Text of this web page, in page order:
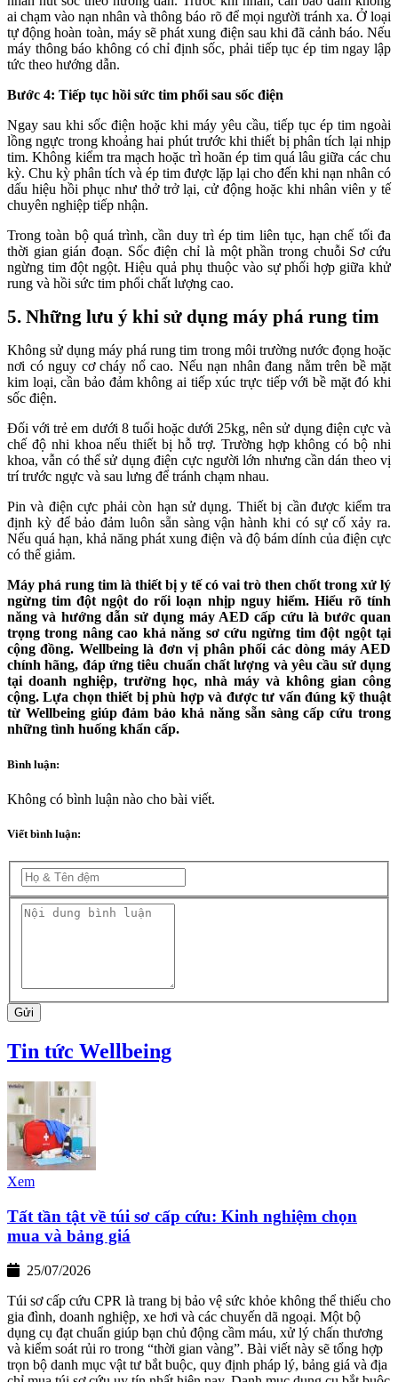
ai chạm vào nạn nhân và thông báo rõ để mọi người tránh xa. Ở loại
tự động hoàn toàn, máy sẽ phát xung điện sau khi đã cảnh báo. Nếu
máy thông báo không có chỉ định sốc, phải tiếp tục ép tim ngay lập
tức theo hướng dẫn.
Bước 4: Tiếp tục hồi sức tim phổi sau sốc điện
Ngay sau khi sốc điện hoặc khi máy yêu cầu, tiếp tục ép tim ngoài
lồng ngực trong khoảng hai phút trước khi thiết bị phân tích lại nhịp
tim. Không kiểm tra mạch hoặc trì hoãn ép tim quá lâu giữa các chu
kỳ. Chu kỳ phân tích và ép tim được lặp lại cho đến khi nạn nhân có
dấu hiệu hồi phục như thở trở lại, cử động hoặc khi nhân viên y tế
chuyên nghiệp tiếp nhận.
Trong toàn bộ quá trình, cần duy trì ép tim liên tục, hạn chế tối đa
thời gian gián đoạn. Sốc điện chỉ là một phần trong chuỗi Sơ cứu
ngừng tim đột ngột. Hiệu quả phụ thuộc vào sự phối hợp giữa khử
rung và hồi sức tim phổi chất lượng cao.
5. Những lưu ý khi sử dụng máy phá rung tim
Không sử dụng máy phá rung tim trong môi trường nước đọng hoặc
nơi có nguy cơ cháy nổ cao. Nếu nạn nhân đang nằm trên bề mặt
kim loại, cần bảo đảm không ai tiếp xúc trực tiếp với bề mặt đó khi
sốc điện.
Đối với trẻ em dưới 8 tuổi hoặc dưới 25kg, nên sử dụng điện cực và
chế độ nhi khoa nếu thiết bị hỗ trợ. Trường hợp không có bộ nhi
khoa, vẫn có thể sử dụng điện cực người lớn nhưng cần dán theo vị
trí trước ngực và sau lưng để tránh chạm nhau.
Pin và điện cực phải còn hạn sử dụng. Thiết bị cần được kiểm tra
định kỳ để bảo đảm luôn sẵn sàng vận hành khi có sự cố xảy ra.
Nếu quá hạn, khả năng phát xung điện và độ bám dính của điện cực
có thể giảm.
Máy phá rung tim là thiết bị y tế có vai trò then chốt trong xử lý
ngừng tim đột ngột do rối loạn nhịp nguy hiểm. Hiểu rõ tính
năng và hướng dẫn sử dụng máy AED cấp cứu là bước quan
trọng trong nâng cao khả năng sơ cứu ngừng tim đột ngột tại
cộng đồng. Wellbeing là đơn vị phân phối các dòng máy AED
chính hãng, đáp ứng tiêu chuẩn chất lượng và yêu cầu sử dụng
tại doanh nghiệp, trường học, nhà máy và không gian công
cộng. Lựa chọn thiết bị phù hợp và được tư vấn đúng kỹ thuật
từ Wellbeing giúp đảm bảo khả năng sẵn sàng cấp cứu trong
những tình huống khẩn cấp.
Bình luận:
Không có bình luận nào cho bài viết.
Viết bình luận:
Gửi
Tin tức Wellbeing
Xem
Tất tần tật về túi sơ cấp cứu: Kinh nghiệm chọn
mua và bảng giá
25/07/2026
Túi sơ cấp cứu CPR là trang bị bảo vệ sức khỏe không thể thiếu cho
gia đình, doanh nghiệp, xe hơi và các chuyến dã ngoại. Một bộ
dụng cụ đạt chuẩn giúp bạn chủ động cầm máu, xử lý chấn thương
và kiểm soát rủi ro trong “thời gian vàng”. Bài viết này sẽ tổng hợp
trọn bộ danh mục vật tư bắt buộc, quy định pháp lý, bảng giá và địa